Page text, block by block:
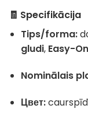
🧾 Specifikācija
Tips/forma:
gludi, Easy-On
Nominālais
Цвет: